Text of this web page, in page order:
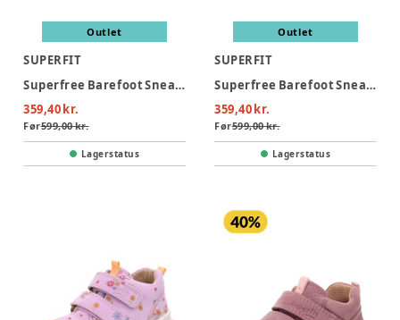
Outlet
SUPERFIT
Superfree Barefoot Sneaker - Lysegrøn/Hvid
359,40 kr.
Før599,00 kr.
Lagerstatus
Outlet
SUPERFIT
Superfree Barefoot Sneaker - Brun/Hvid
359,40 kr.
Før599,00 kr.
Lagerstatus